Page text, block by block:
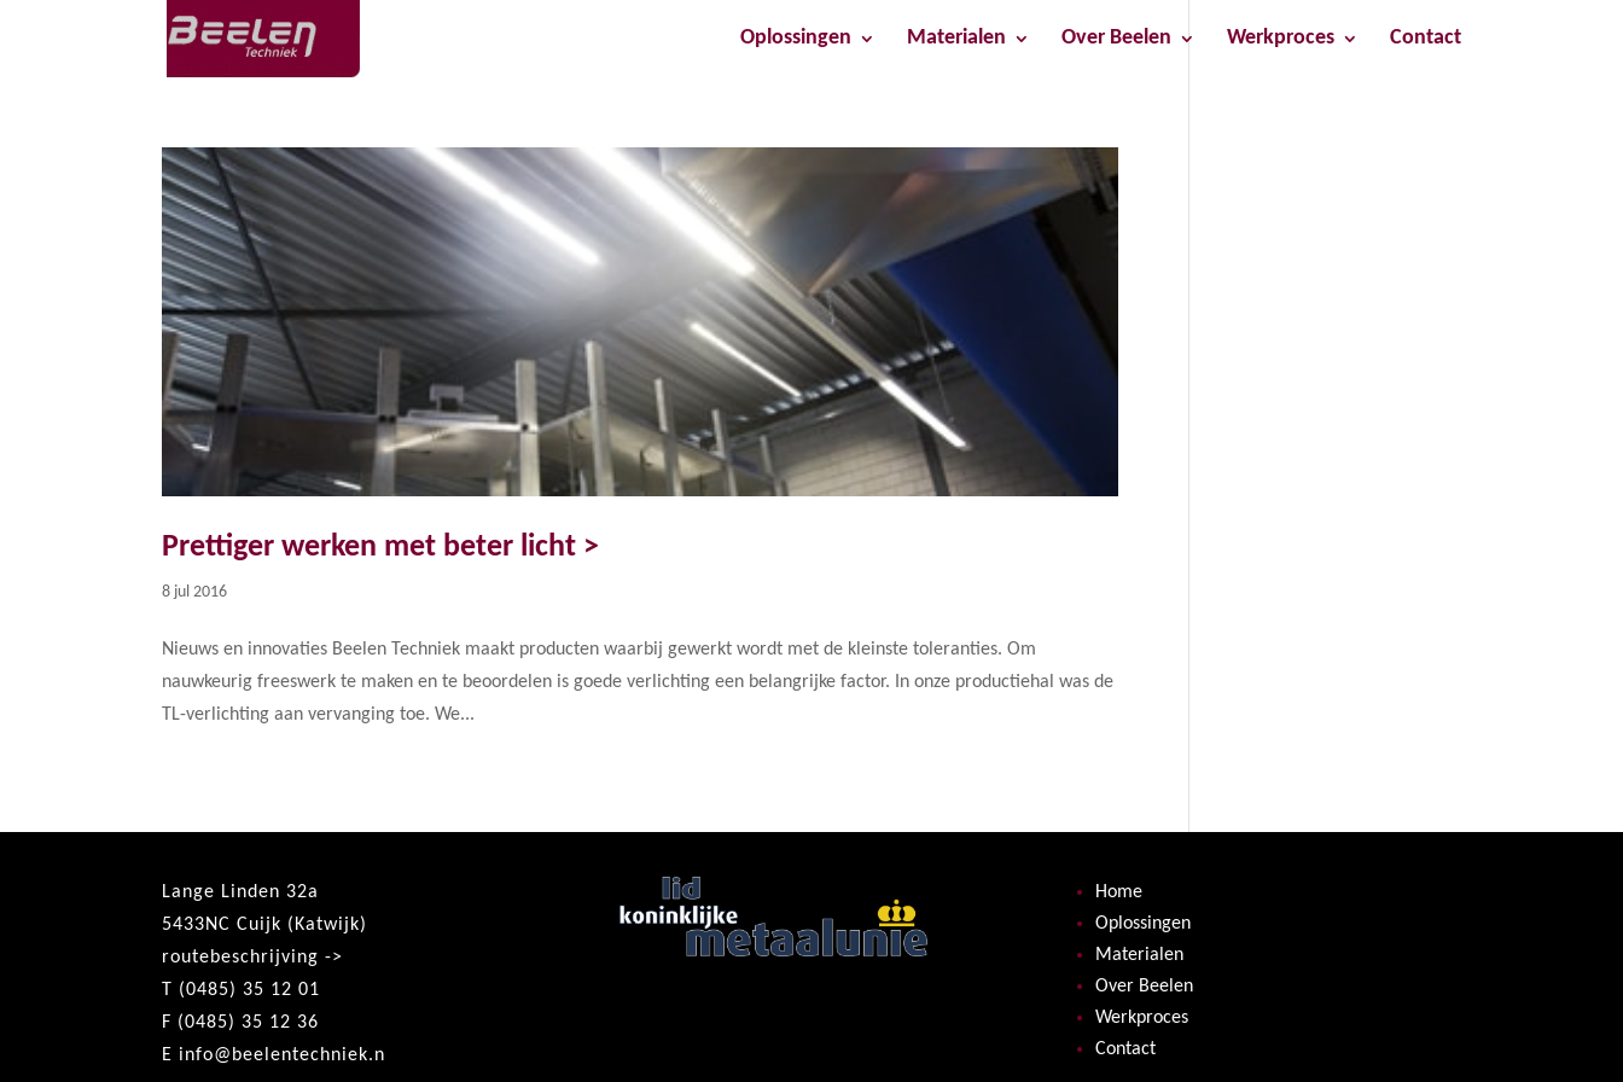
Oplossingen Materialen Over Beelen Werkproces Contact
Prettiger werken met beter licht >
8 jul 2016
Nieuws en innovaties Beelen Techniek maakt producten waarbij gewerkt wordt met de kleinste toleranties. Om
nauwkeurig freeswerk te maken en te beoordelen is goede verlichting een belangrijke factor. In onze productiehal was de
TL-verlichting aan vervanging toe. We...
Lange Linden 32a
5433NC Cuijk (Katwijk)
routebeschrijving ->
T (0485) 35 12 01
F (0485) 35 12 36
E info@beelentechniek.n
Home
Oplossingen
Materialen
Over Beelen
Werkproces
Contact